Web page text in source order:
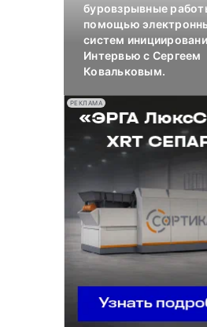
буровзрывные
помощью
систем
Интервью с Сергеем
Ковальковым.
РЕКЛАМА